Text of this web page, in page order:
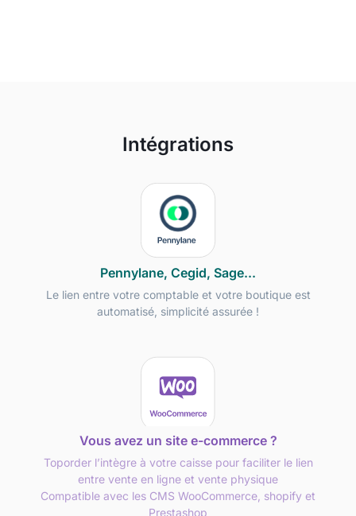
Intégrations
Vous avez un site e-commerce ?
Toporder l’intègre à votre caisse pour faciliter le lien
entre vente en ligne et vente physique
Compatible avec les CMS WooCommerce, shopify et
Prestashop
Pennylane, Cegid, Sage...
Le lien entre votre comptable et votre boutique est
automatisé, simplicité assurée !